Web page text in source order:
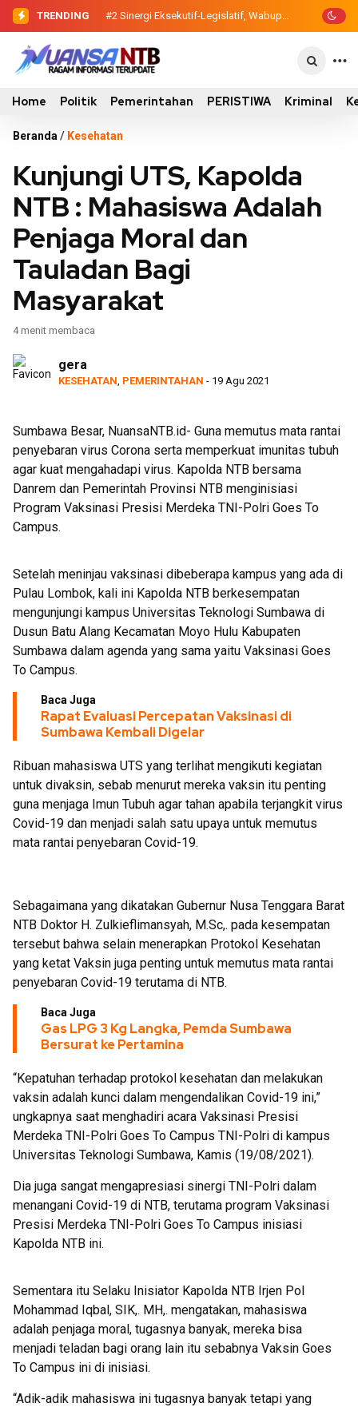
TRENDING #2 Sinergi Eksekutif-Legislatif,
Wabup Ansori Serahkan Tujuh Kontainer
#3 Dewan Pendidikan Temukan Kondisi
305 Siswa SDN Kanar Belajar di Tengah
Home Politik Pemerintahan PERISTIWA Kriminal
Beranda / Kesehatan
Kunjungi UTS, Kapolda
NTB : Mahasiswa Adalah
Penjaga Moral dan
Tauladan Bagi
Masyarakat
4 menit membaca
gera
KESEHATAN PEMERINTAHAN - 19 Agu 2021
Sumbawa Besar, NuansaNTB.id- Guna memutus mata rantai
penyebaran virus Corona serta memperkuat imunitas tubuh
agar kuat mengahadapi virus. Kapolda NTB bersama
Danrem dan Pemerintah Provinsi NTB menginisiasi
Program Vaksinasi Presisi Merdeka TNI-Polri Goes To
Campus.
Setelah meninjau vaksinasi dibeberapa kampus yang ada di
Pulau Lombok, kali ini Kapolda NTB berkesempatan
mengunjungi kampus Universitas Teknologi Sumbawa di
Dusun Batu Alang Kecamatan Moyo Hulu Kabupaten
Sumbawa dalam agenda yang sama yaitu Vaksinasi Goes
To Campus.
Baca Juga
Rapat Evaluasi Percepatan Vaksinasi di
Sumbawa Kembali Digelar
Ribuan mahasiswa UTS yang terlihat mengikuti kegiatan
untuk divaksin, sebab menurut mereka vaksin itu penting
guna menjaga Imun Tubuh agar tahan apabila terjangkit virus
Covid-19 dan menjadi salah satu upaya untuk memutus
mata rantai penyebaran Covid-19.
Sebagaimana yang dikatakan Gubernur Nusa Tenggara Barat
NTB Doktor H. Zulkieflimansyah, M.Sc,. pada kesempatan
tersebut bahwa selain menerapkan Protokol Kesehatan
yang ketat Vaksin juga penting untuk memutus mata rantai
penyebaran Covid-19 terutama di NTB.
Baca Juga
Gas LPG 3 Kg Langka, Pemda Sumbawa
Bersurat ke Pertamina
“Kepatuhan terhadap protokol kesehatan dan melakukan
vaksin adalah kunci dalam mengendalikan Covid-19 ini,”
ungkapnya saat menghadiri acara Vaksinasi Presisi
Merdeka TNI-Polri Goes To Campus TNI-Polri di kampus
Universitas Teknologi Sumbawa, Kamis (19/08/2021).
Dia juga sangat mengapresiasi sinergi TNI-Polri dalam
menangani Covid-19 di NTB, terutama program Vaksinasi
Presisi Merdeka TNI-Polri Goes To Campus inisiasi
Kapolda NTB ini.
Sementara itu Selaku Inisiator Kapolda NTB Irjen Pol
Mohammad Iqbal, SIK,. MH,. mengatakan, mahasiswa
adalah penjaga moral, tugasnya banyak, mereka bisa
menjadi teladan bagi orang lain itu sebabnya Vaksin Goes
To Campus ini di inisiasi.
“Adik-adik mahasiswa ini tugasnya banyak tetapi yang